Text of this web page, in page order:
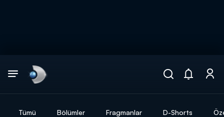
Tümü Bölümler Fragmanlar D-Shorts